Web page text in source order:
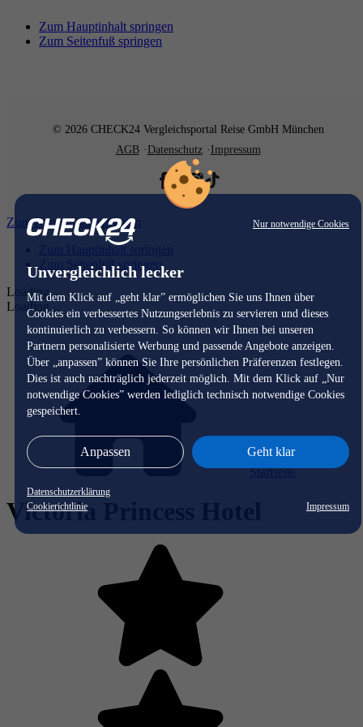
Nur notwendige Cookies
Unvergleichlich lecker
Mit dem Klick auf „geht klar” ermöglichen Sie uns Ihnen über
Cookies ein verbessertes Nutzungserlebnis zu servieren und dieses
kontinuierlich zu verbessern. So können wir Ihnen bei unseren
Partnern personalisierte Werbung und passende Angebote anzeigen.
Über „anpassen” können Sie Ihre persönlichen Präferenzen festlegen.
Dies ist auch nachträglich jederzeit möglich. Mit dem Klick auf „Nur
notwendige Cookies” werden lediglich technisch notwendige Cookies
gespeichert.
Anpassen Geht klar
Datenschutzerklärung
Cookierichtlinie
Impressum
Zum Hauptinhalt springen
Zum Seitenfuß springen
© 2026 CHECK24 Vergleichsportal Reise GmbH München
AGB
Datenschutz Impressum
Zum Hauptinhalt springen
Zum Hauptinhalt springen
Zum Seitenfuß springen
Loading...
Loading...
Startseite
Victoria Princess Hotel